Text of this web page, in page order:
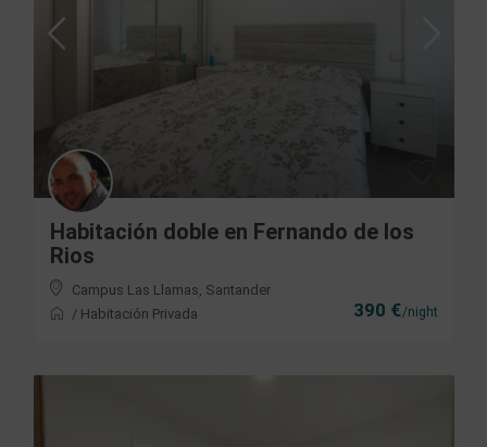
390 €/night
Habitación doble en Fernando de los
Rios
Campus Las Llamas Santander
/ Habitación Privada